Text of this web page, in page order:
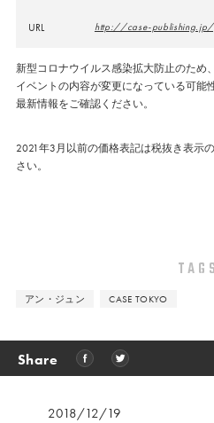
URL http://case-
新型コロナウイルス感染拡大防止のため
イベントの内容が変更になっている可能
最新情報をご確認ください。
2021年3月以前の価格表記は税抜き表示
さい。
TAGS
アン・ジュン CASE TOKYO
Share
2018/12/19